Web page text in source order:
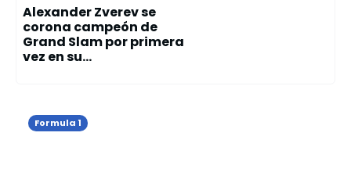
Alexander Zverev se
corona campeón de
Grand Slam por primera
vez en su...
Formula 1